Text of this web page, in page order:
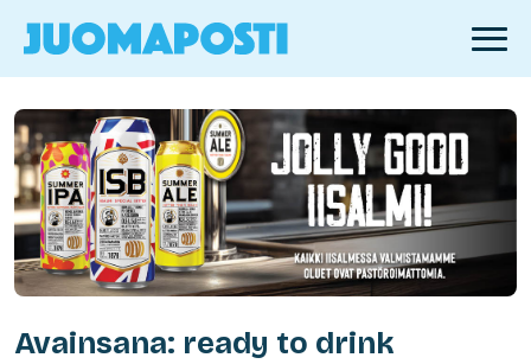
Avainsana: ready to drink